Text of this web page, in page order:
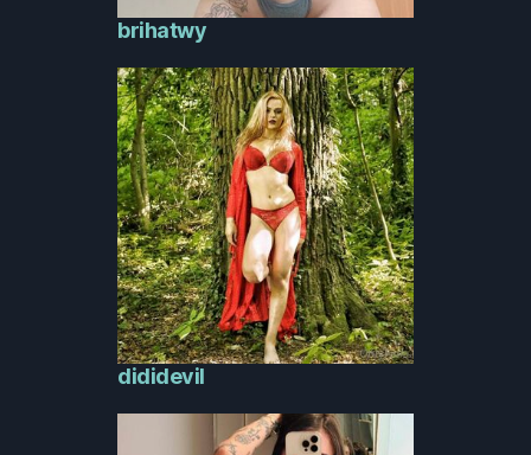
brihatwy
dididevil